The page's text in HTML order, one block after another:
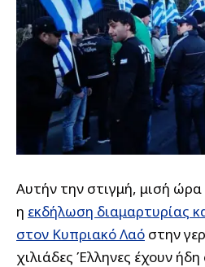
Αυτήν την στιγμή, μισή ώρα
η εκδήλωση διαμαρτυρίας
στον Κυπριακό Λαό στην
χιλιάδες Έλληνες έχουν